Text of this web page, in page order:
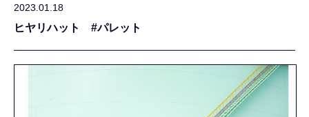
2023.01.18
ヒヤリハット #パレット